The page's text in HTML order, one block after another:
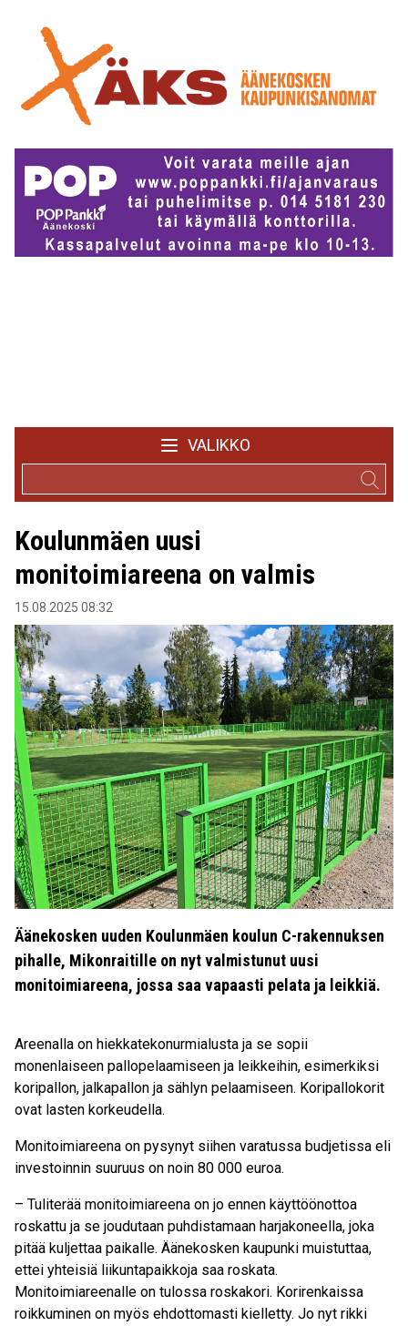
VALIKKO
Koulunmäen uusi
monitoimiareena on valmis
15.08.2025 08:32
Äänekosken uuden Koulunmäen koulun C-rakennuksen
pihalle, Mikonraitille on nyt valmistunut uusi
monitoimiareena, jossa saa vapaasti pelata ja leikkiä.
Areenalla on hiekkatekonurmialusta ja se sopii
monenlaiseen pallopelaamiseen ja leikkeihin, esimerkiksi
koripallon, jalkapallon ja sählyn pelaamiseen. Koripallokorit
ovat lasten korkeudella.
Monitoimiareena on pysynyt siihen varatussa budjetissa eli
investoinnin suuruus on noin 80 000 euroa.
– Tuliterää monitoimiareena on jo ennen käyttöönottoa
roskattu ja se joudutaan puhdistamaan harjakoneella, joka
pitää kuljettaa paikalle. Äänekosken kaupunki muistuttaa,
ettei yhteisiä liikuntapaikkoja saa roskata.
Monitoimiareenalle on tulossa roskakori. Korirenkaissa
roikkuminen on myös ehdottomasti kielletty. Jo nyt rikki